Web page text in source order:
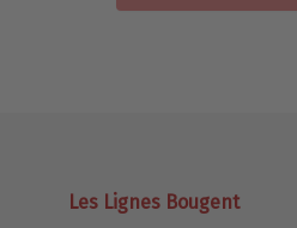
Les Lignes Bougent